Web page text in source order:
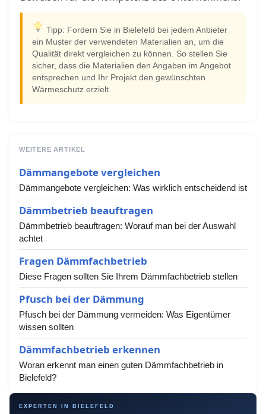
Tipp: Fordern Sie in Bielefeld bei jedem Anbieter
ein Muster der verwendeten Materialien an, um die
Qualität direkt vergleichen zu können. So stellen Sie
sicher, dass die Materialien den Angaben im Angebot
entsprechen und Ihr Projekt den gewünschten
Wärmeschutz erzielt.
WEITERE ARTIKEL
Dämmangebote vergleichen
Dämmangebote vergleichen: Was wirklich entscheidend ist
Dämmbetrieb beauftragen
Dämmbetrieb beauftragen: Worauf man bei der Auswahl
achtet
Fragen Dämmfachbetrieb
Diese Fragen sollten Sie Ihrem Dämmfachbetrieb stellen
Pfusch bei der Dämmung
Pfusch bei der Dämmung vermeiden: Was Eigentümer
wissen sollten
Dämmfachbetrieb erkennen
Woran erkennt man einen guten Dämmfachbetrieb in
Bielefeld?
EXPERTEN IN BIELEFELD